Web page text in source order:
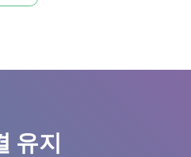
유지